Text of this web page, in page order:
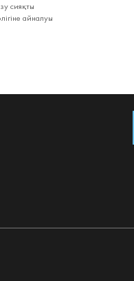
сияқты
айналуы